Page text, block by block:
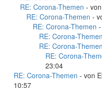
RE: Corona-Themen - von
RE: Corona-Themen -
RE: Corona-Themen
RE: Corona-Themen
RE: Corona-Themen
RE: Corona-
23:04
RE: Corona-Themen - von
10:57